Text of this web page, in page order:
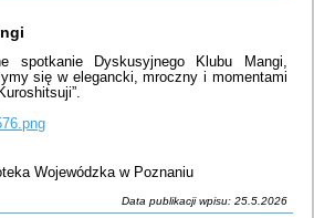
spotkanie Dyskusyjnego Klubu Mangi,
się w elegancki, mroczny i momentami
Wojewódzka w Poznaniu
Data publikacji wpisu: 25.5.2026